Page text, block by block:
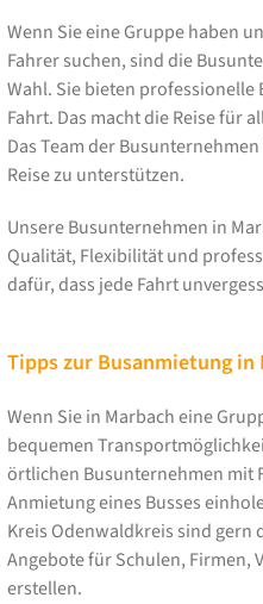
Wenn Sie eine Gruppe haben
Fahrer suchen, sind die
Wahl. Sie bieten
Fahrt. Das macht die Reise für
Das Team der
Reise zu unterstützen.
Unsere Busunternehmen in
Qualität, Flexibilität und
dafür, dass jede Fahrt
Tipps zur Busanmietung in
Wenn Sie in Marbach eine
bequemen
örtlichen Busunternehmen mit
Anmietung eines Busses
Kreis Odenwaldkreis sind
Angebote für Schulen, Firmen,
erstellen.